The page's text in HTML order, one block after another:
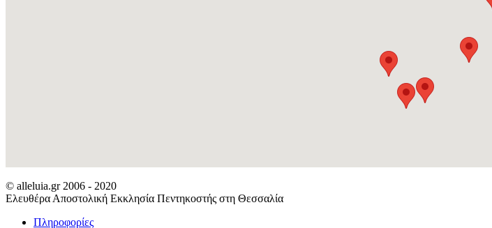
© alleluia.gr 2006 - 2020
Ελευθέρα Αποστολική Εκκλησία Πεντηκοστής στη Θεσσαλία
Πληροφορίες